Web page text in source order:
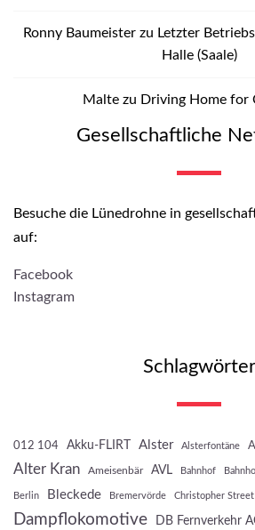
Ronny Baumeisterzu Letzter
Halle (Saale)
Malte zu Driving Home for
Gesellschaftliche
Besuche die Lünedrohne in
auf:
Facebook
Instagram
Schlagwörter
012 104 Akku-FLIRT Alster Alsterfontäne
Alter Kran Ameisenbär AVL Bahnhof
Berlin Bleckede Bremervörde Christopher
Dampflokomotive DB Fernverkehr